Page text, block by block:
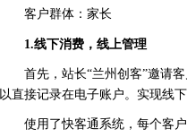
客户群体：家长
1.线下消费，线上管理
首先，站长“兰州创客”邀请
以直接记录在电子账户。实现线
使用了快客通系统，每个客